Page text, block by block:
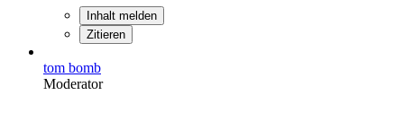
Inhalt melden
Zitieren
tom bomb
Moderator